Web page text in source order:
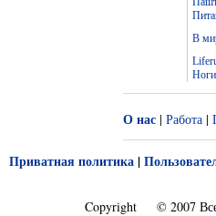
В
О нас | Работа |
Приватная политика |
Copyright © 2007